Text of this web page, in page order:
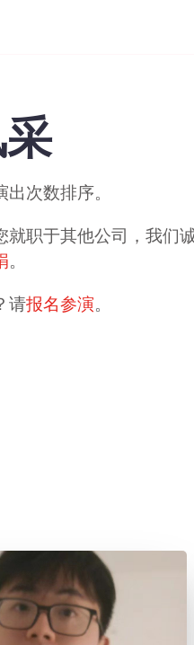
次数排序。
就职于其他公司，我们
。
请报名参演。